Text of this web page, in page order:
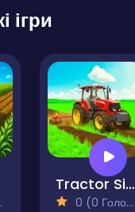
ігри
Tractor Simulator Farming Game
0 (0 Голосів)